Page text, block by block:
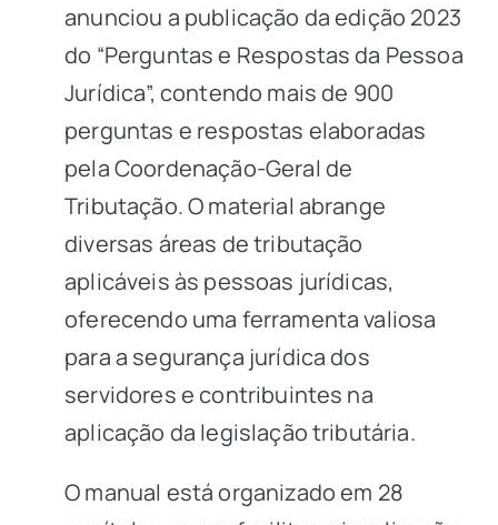
anunciou a publicação da edição 2023
do “Perguntas e Respostas da Pessoa
Jurídica”, contendo mais de 900
perguntas e respostas elaboradas
pela Coordenação-Geral de
Tributação. O material abrange
diversas áreas de tributação
aplicáveis às pessoas jurídicas,
oferecendo uma ferramenta valiosa
para a segurança jurídica dos
servidores e contribuintes na
aplicação da legislação tributária.
O manual está organizado em 28